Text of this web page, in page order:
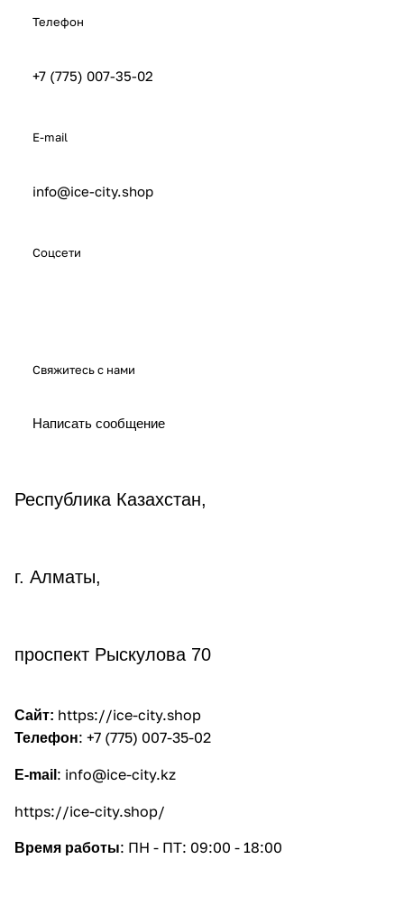
Телефон
+7 (775) 007-35-02
E-mail
info@ice-city.shop
Соцсети
Свяжитесь с нами
Написать сообщение
Республика Казахстан,
г. Алматы,
проспект Рыскулова 70
Сайт: https://ice-city.shop
Телефон: +7 (775) 007-35-02
E-mail : info@ice-city.kz
https://ice-city.shop/
Время работы: ПН - ПТ: 09:00 - 18:00